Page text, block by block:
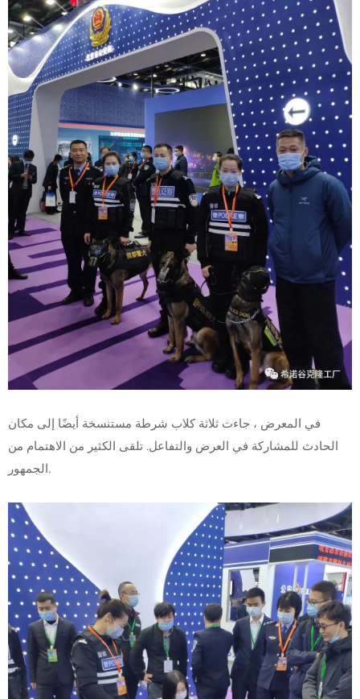
في المعرض ، جاءت ثلاثة كلاب شرطة مستنسخة أيضًا إلى مكان
الحادث للمشاركة في العرض والتفاعل. تلقى الكثير من الاهتمام من
الجمهور.